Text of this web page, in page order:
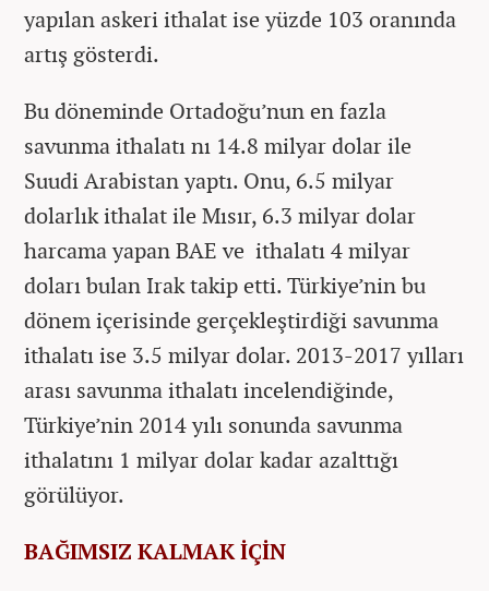
yapılan askeri ithalat ise yüzde 103 oranında
artış gösterdi.
Bu döneminde Ortadoğu’nun en fazla
savunma ithalatı nı 14.8 milyar dolar ile
Suudi Arabistan yaptı. Onu, 6.5 milyar
dolarlık ithalat ile Mısır, 6.3 milyar dolar
harcama yapan BAE ve ithalatı 4 milyar
doları bulan Irak takip etti. Türkiye’nin bu
dönem içerisinde gerçekleştirdiği savunma
ithalatı ise 3.5 milyar dolar. 2013-2017 yılları
arası savunma ithalatı incelendiğinde,
Türkiye’nin 2014 yılı sonunda savunma
ithalatını 1 milyar dolar kadar azalttığı
görülüyor.
BAĞIMSIZ KALMAK İÇİN